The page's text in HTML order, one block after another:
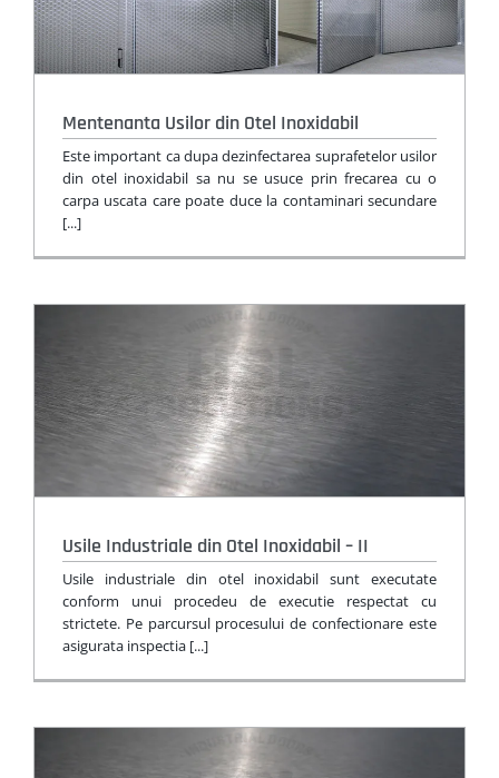
Mentenanta Usilor din Otel Inoxidabil
Este important ca dupa dezinfectarea suprafetelor usilor
din otel inoxidabil sa nu se usuce prin frecarea cu o
carpa uscata care poate duce la contaminari secundare
[...]
Usile Industriale din Otel Inoxidabil – II
Usile industriale din otel inoxidabil sunt executate
conform unui procedeu de executie respectat cu
strictete. Pe parcursul procesului de confectionare este
asigurata inspectia [...]